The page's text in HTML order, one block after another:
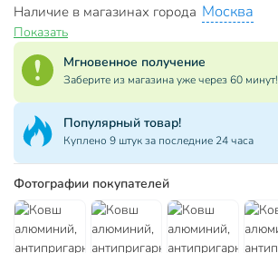
Наличие в магазинах города Москва
Показать
Мгновенное получение
Заберите из магазина уже через 60 минут!
Популярный товар!
Куплено 9 штук за последние 24 часа
Фотографии покупателей